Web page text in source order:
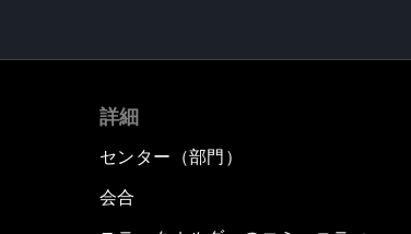
詳細
センター（部門）
会合